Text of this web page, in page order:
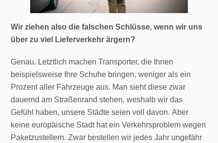
Wir ziehen also die falschen Schlüsse, wenn wir uns
über zu viel Lieferverkehr ärgern?
Genau. Letztlich machen Transporter, die Ihnen
beispielsweise Ihre Schuhe bringen, weniger als ein
Prozent aller Fahrzeuge aus. Man sieht diese zwar
dauernd am Straßenrand stehen, weshalb wir das
Gefühl haben, unsere Städte seien voll davon. Aber
keine europäische Stadt hat ein Verkehrsproblem wegen
Paketzustellern. Zwar bestellen wir jedes Jahr ungefähr